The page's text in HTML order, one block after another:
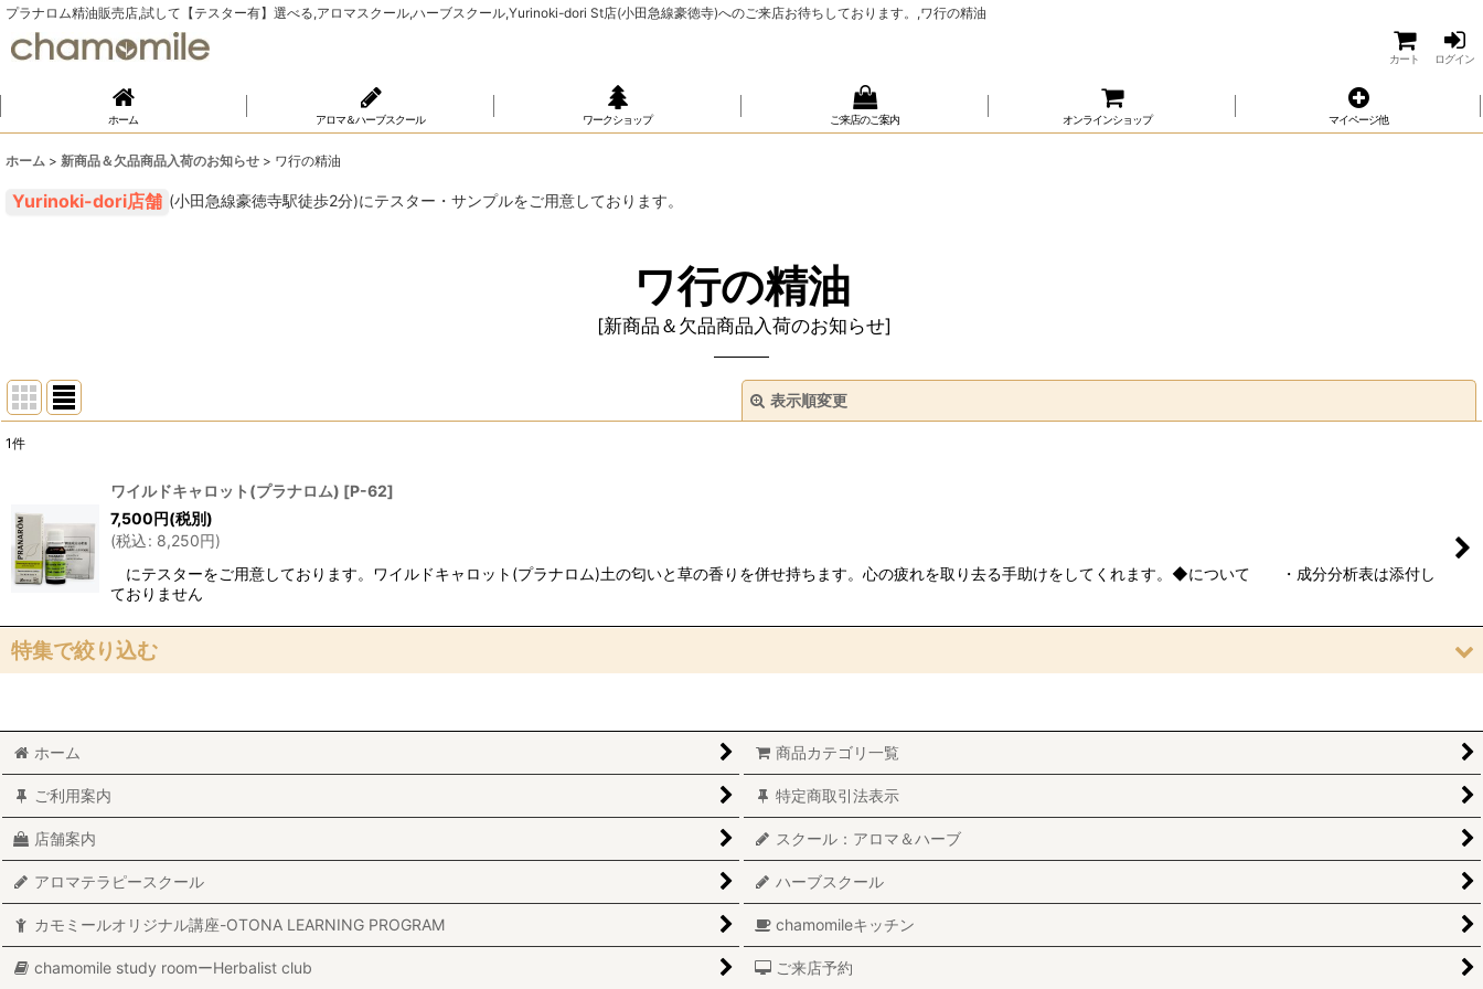
プラナロム精油販売店,試して【テスター有】選べる,アロマスクール,ハーブスクール,Yurinoki-dori St店(小田急線豪徳寺)へのご来店お待ちしております。,ワ行の精油
カート ログイン
ホーム アロマ＆ハーブスクール ワークショップ ご来店のご案内 オンラインショップ マイページ他
ホーム > 新商品＆欠品商品入荷のお知らせ > ワ行の精油
(小田急線豪徳寺駅徒歩2分)にテスター・サンプルをご用意しております。
ワ行の精油
[新商品＆欠品商品入荷のお知らせ]
表示順変更
並び順:
絞り込む
1件
ワイルドキャロット(プラナロム) [P-62]
7,500円(税別)
(税込: 8,250円)
にテスターをご用意しております。ワイルドキャロット(プラナロム)土の匂いと草の香りを併せ持ちます。心の疲れを取り去る手助けをしてくれます。◆について ・成分分析表は添付し
ておりません
特集で絞り込む
カ行の精油
サ行の精油
タ行の精油
ナ行の精油
ハ行の精油
ホーム 商品カテゴリ一覧
ご利用案内 特定商取引法表示
店舗案内 スクール：アロマ＆ハーブ
アロマテラピースクール ハーブスクール
カモミールオリジナル講座-OTONA LEARNING PROGRAM chamomileキッチン
chamomile study roomーHerbalist club ご来店予約